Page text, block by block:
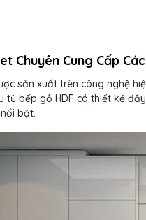
Chuyên Cung Cấp
sản xuất trên công nghệ
tủ bếp gỗ HDF có thiết kế
bật.